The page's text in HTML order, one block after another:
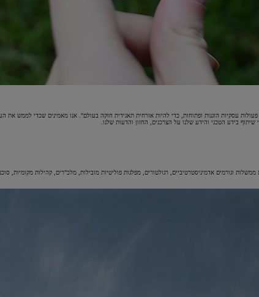
עסקיות הוגנות ופתוחות, כדי להיות אזרחית תאגידית חזקה בעולם". אנו מאמינים שכדי לממש את
שיתוף בידע הטכני והידע שלנו על הצרכנים, החזון והדעות שלנו.
וגורמים אדמיניסטרטיביים, רגולטורים, מפלגות פוליטיות מובילות, מלכ"רים, קהילות